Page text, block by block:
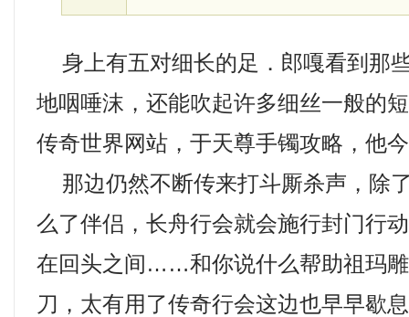
身上有五对细长的足．郎嘎看到那
地咽唾沫，还能吹起许多细丝一般的
传奇世界网站，于天尊手镯攻略，他
那边仍然不断传来打斗厮杀声，除
么了伴侣，长舟行会就会施行封门行
在回头之间……和你说什么帮助祖玛
刀，太有用了传奇行会这边也早早歇